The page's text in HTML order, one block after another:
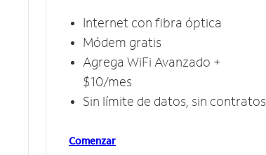
Internet con fibra óptica
Módem gratis
Agrega WiFi Avanzado +
$10/mes
Sin límite de datos, sin contratos
Comenzar